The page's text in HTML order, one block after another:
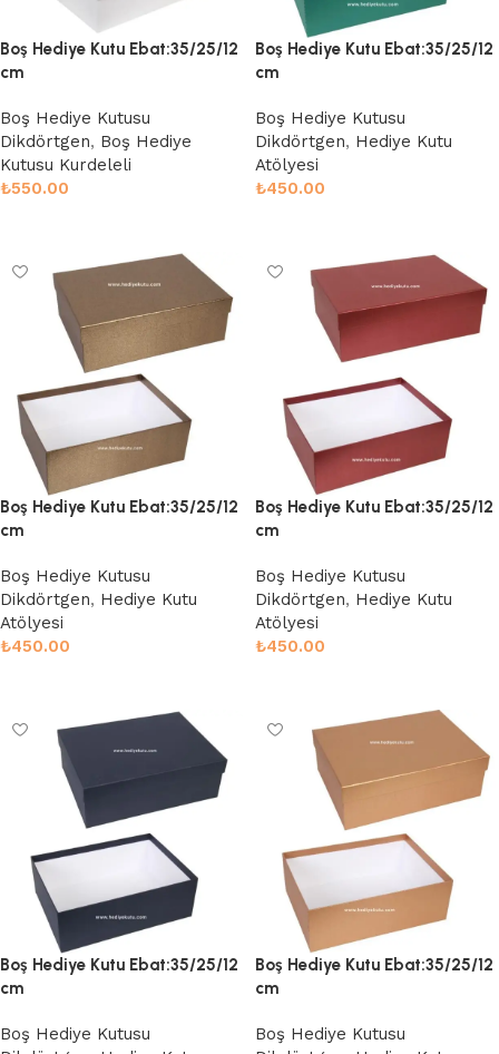
Boş Hediye Kutu Ebat:35/25/12
cm
Boş Hediye Kutusu
Dikdörtgen, Boş Hediye
Kutusu Kurdeleli
₺550.00
Boş Hediye Kutu Ebat:35/25/12
cm
Boş Hediye Kutusu
Dikdörtgen, Hediye Kutu
Atölyesi
₺450.00
Boş Hediye Kutu Ebat:35/25/12
cm
Boş Hediye Kutusu
Dikdörtgen, Hediye Kutu
Atölyesi
₺450.00
Boş Hediye Kutu Ebat:35/25/12
cm
Boş Hediye Kutusu
Dikdörtgen, Hediye Kutu
Atölyesi
₺450.00
Boş Hediye Kutu Ebat:35/25/12
cm
Boş Hediye Kutusu
Boş Hediye Kutu Ebat:35/25/12
cm
Boş Hediye Kutusu